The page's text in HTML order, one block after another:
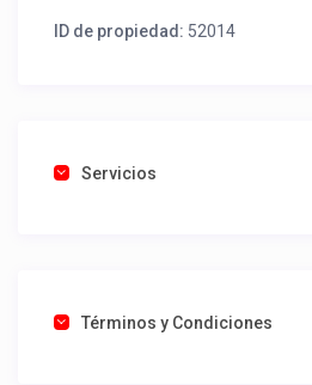
ID de propiedad: 52014
Servicios
Términos y Condiciones